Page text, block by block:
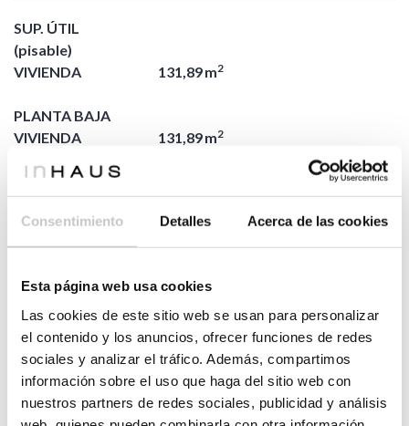
Consentimiento Detalles Acerca de las cookies
Esta página web usa cookies
Las cookies de este sitio web se usan para personalizar
el contenido y los anuncios, ofrecer funciones de redes
sociales y analizar el tráfico. Además, compartimos
información sobre el uso que haga del sitio web con
nuestros partners de redes sociales, publicidad y análisis
SUP. ÚTIL
(pisable)
VIVIENDA
131,89m2
PLANTA BAJA
VIVIENDA
131,89m2
distribuidor
2
cocina-estar 20,27 m
salon 27,60 m
vestidor 10,66 m
dormitorio2 9,55 m
dormitorio3 11,16 m
aseo 3,67 m
baño 5,53 m 2
SUP. CONSTRUIDA
VIVIENDA
156,89 m